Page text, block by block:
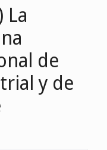
La
de
y de